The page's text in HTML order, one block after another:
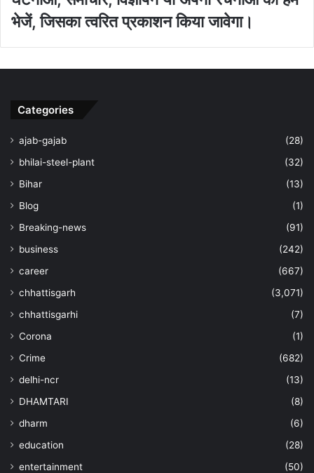
भेजें, जिसका त्‍वरित प्रकाशन किया जावेगा।
Categories
ajab-gajab
(28)
bhilai-steel-plant
(32)
Bihar
(13)
Blog
(1)
Breaking-news
(91)
business
(242)
career
(667)
chhattisgarh
(3,071)
chhattisgarhi
(7)
Corona
(1)
Crime
(682)
delhi-ncr
(13)
DHAMTARI
(8)
dharm
(6)
education
(28)
entertainment
(50)